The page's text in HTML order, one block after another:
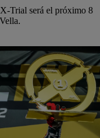
Trial será el próximo 8